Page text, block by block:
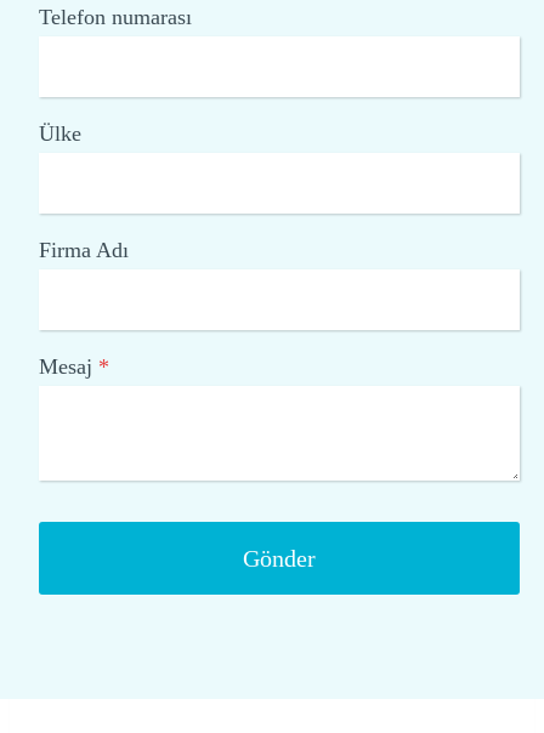
Telefon numarası
Ülke
Firma Adı
Mesaj *
Gönder